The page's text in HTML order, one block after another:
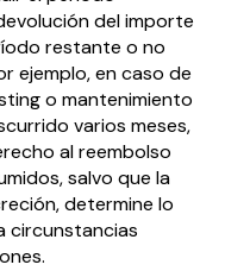
del importe
restante o no
ejemplo, en caso de
o mantenimiento
varios meses,
al reembolso
salvo que la
determine lo
circunstancias